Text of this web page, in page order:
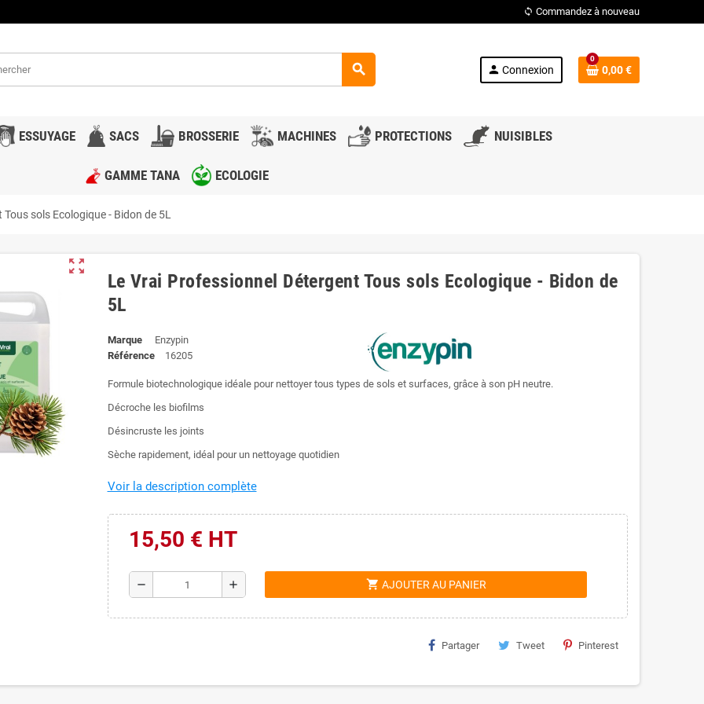
loop Commandez à nouveau
search person Connexion
0
0,00 €
ESSUYAGE SACS BROSSERIE MACHINES PROTECTIONS NUISIBLES
GAMME TANA ECOLOGIE
sols Ecologique - Bidon de 5L
zoom_out_map
Le Vrai Professionnel Détergent Tous sols Ecologique - Bidon de
5L
Marque
Enzypin
Référence
16205
Formule biotechnologique idéale pour nettoyer tous types de sols et surfaces, grâce à son pH neutre.
Décroche les biofilms
Désincruste les joints
Sèche rapidement, idéal pour un nettoyage quotidien
Voir la description complète
15,50 € HT
remove add shopping_cart AJOUTER AU PANIER
Partager Tweet Pinterest